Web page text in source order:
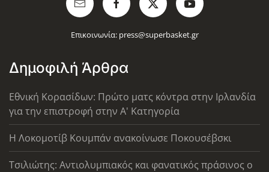
Επικοινωνία: press@superbasket.gr
Δημοφιλή Άρθρα
Εθνική Κορασίδων: Πρώτο ματς κόντρα στην Ιρλανδία
για την επιστροφή στην Α' Κατηγορία
Η Λοκομοτίβ Κουμπάν ανακοίνωσε Ποκουσέβσκι
Τσιλιώτης: Αντιολυμπιακός και φανατικός πράσινος ο